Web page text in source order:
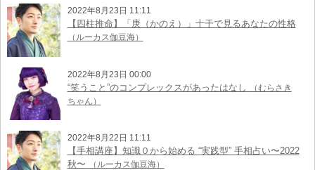
2022年8月23日 11:11
【四柱推命】「庚（かのえ）」十干で見るあなたの性格
（ルーカス伽豆海）
2022年8月23日 00:00
“笑うこと”のコンプレックスがあったはなし
（むらさき
ちゃん）
2022年8月22日 11:11
【手相講座】知識０から始める “実践型” 手相占い〜2022
秋〜
（ルーカス伽豆海）